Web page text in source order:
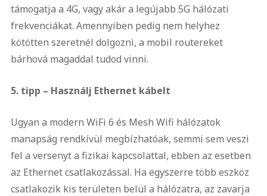
támogatja a 4G, vagy akár a legújabb 5G hálózati
frekvenciákat. Amennyiben pedig nem helyhez
kötötten szeretnél dolgozni, a mobil routereket
bárhová magaddal tudod vinni.
5. tipp – Használj Ethernet kábelt
Ugyan a modern WiFi 6 és Mesh Wifi hálózatok
manapság rendkívül megbízhatóak, semmi sem veszi
fel a versenyt a fizikai kapcsolattal, ebben az esetben
az Ethernet csatlakozással. Ha egyszerre több eszköz
csatlakozik kis területen belül a hálózatra, az zavarja